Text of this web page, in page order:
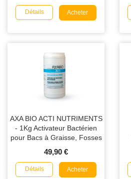
Détails Acheter
AXA BIO ACTI NUTRIMENTS
- 1Kg Activateur Bactérien
pour Bacs à Graisse, Fosses
49,90 €
Détails Acheter